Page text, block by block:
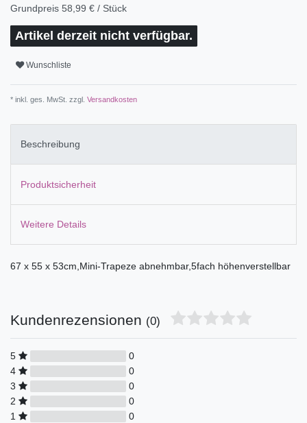
Grundpreis 58,99 € / Stück
Artikel derzeit nicht verfügbar.
Wunschliste
* inkl. ges. MwSt. zzgl. Versandkosten
Beschreibung
Produktsicherheit
Weitere Details
67 x 55 x 53cm,Mini-Trapeze abnehmbar,5fach höhenverstellbar
Kundenrezensionen (0)
5
0
4
0
3
0
2
0
1
0